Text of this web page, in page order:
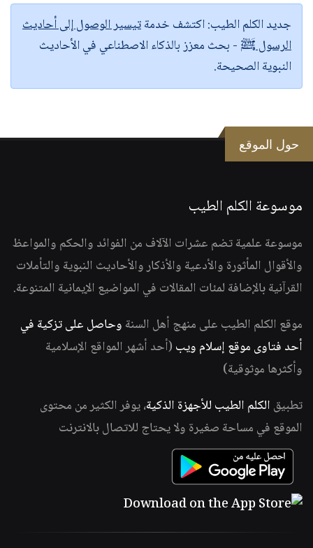
جديد الكلم الطيب:اكتشف خدمةتيسير الوصول إلى أحاديث
الرسول ﷺ - بحث معزز بالذكاء الاصطناعي في الأحاديث
النبوية الصحيحة.
حول الموقع
موسوعة الكلم الطيب
موسوعة علمية تضم عشرات الآلاف من الفوائد والحكم والمواعظ
والأقوال المأثورة والأدعية والأذكار والأحاديث النبوية والتأملات
القرآنية بالإضافة لمئات المقالات في المواضيع الإيمانية المتنوعة.
موقع الكلم الطيب على منهج أهل السنة وحاصل على تزكية في
أحد فتاوى موقع إسلام ويب (أحد أشهر المواقع الإسلامية
وأكثرها موثوقية)
تطبيق الكلم الطيب للأجهزة الذكية، يوفر الكثير من محتوى
الموقع في مساحة صغيرة ولا يحتاج للاتصال بالانترنت